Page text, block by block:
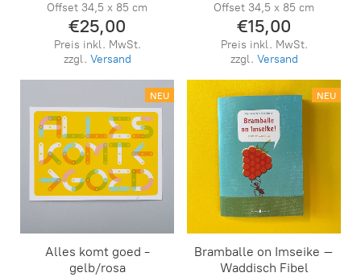
Offset 34,5 x 85 cm
€25,00
Preis inkl. MwSt.
zzgl. Versand
Offset 34,5 x 85 cm
€15,00
Preis inkl. MwSt.
zzgl. Versand
NEU
Alles komt goed -
gelb/rosa
NEU
Bramballe on Imseike –
Waddisch Fibel